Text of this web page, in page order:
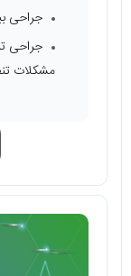
جراحی
جراحی
مشکلات